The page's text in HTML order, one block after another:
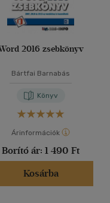
2016 zsebkönyv
Bártfai Barnabás
Könyv
Árinformációk
Borító ár: 1 490 Ft
Kosárba